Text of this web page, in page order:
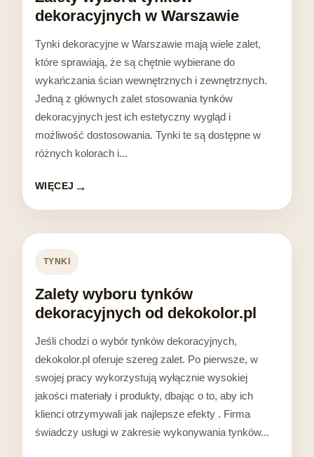
dekoracyjnych w Warszawie
Tynki dekoracyjne w Warszawie mają wiele zalet,
które sprawiają, że są chętnie wybierane do
wykańczania ścian wewnętrznych i zewnętrznych.
Jedną z głównych zalet stosowania tynków
dekoracyjnych jest ich estetyczny wygląd i
możliwość dostosowania. Tynki te są dostępne w
różnych kolorach i...
WIĘCEJ
TYNKI
Zalety wyboru tynków
dekoracyjnych od dekokolor.pl
Jeśli chodzi o wybór tynków dekoracyjnych,
dekokolor.pl oferuje szereg zalet. Po pierwsze, w
swojej pracy wykorzystują wyłącznie wysokiej
jakości materiały i produkty, dbając o to, aby ich
klienci otrzymywali jak najlepsze efekty . Firma
świadczy usługi w zakresie wykonywania tynków...